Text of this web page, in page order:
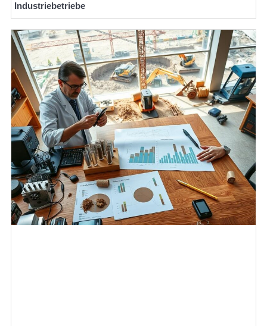
Industriebetriebe